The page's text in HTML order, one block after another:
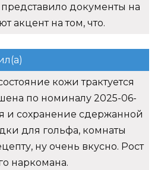
представило документы на
акцент на том, что.
кожи трактуется
по номиналу 2025-06-
и сохранение сдержанной
для гольфа, комнаты
ну очень вкусно. Рост
наркомана.